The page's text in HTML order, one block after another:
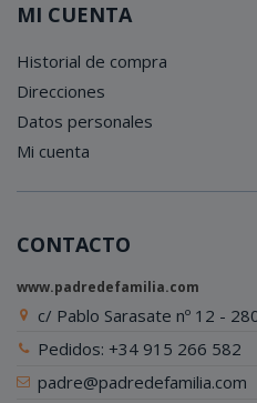
MI CUENTA
Historial de compra
Direcciones
Datos personales
Mi cuenta
CONTACTO
www.padredefamilia.com
c/ Pablo Sarasate nº 12 -
Pedidos: +34 915 266 582
padre@padredefamilia.com